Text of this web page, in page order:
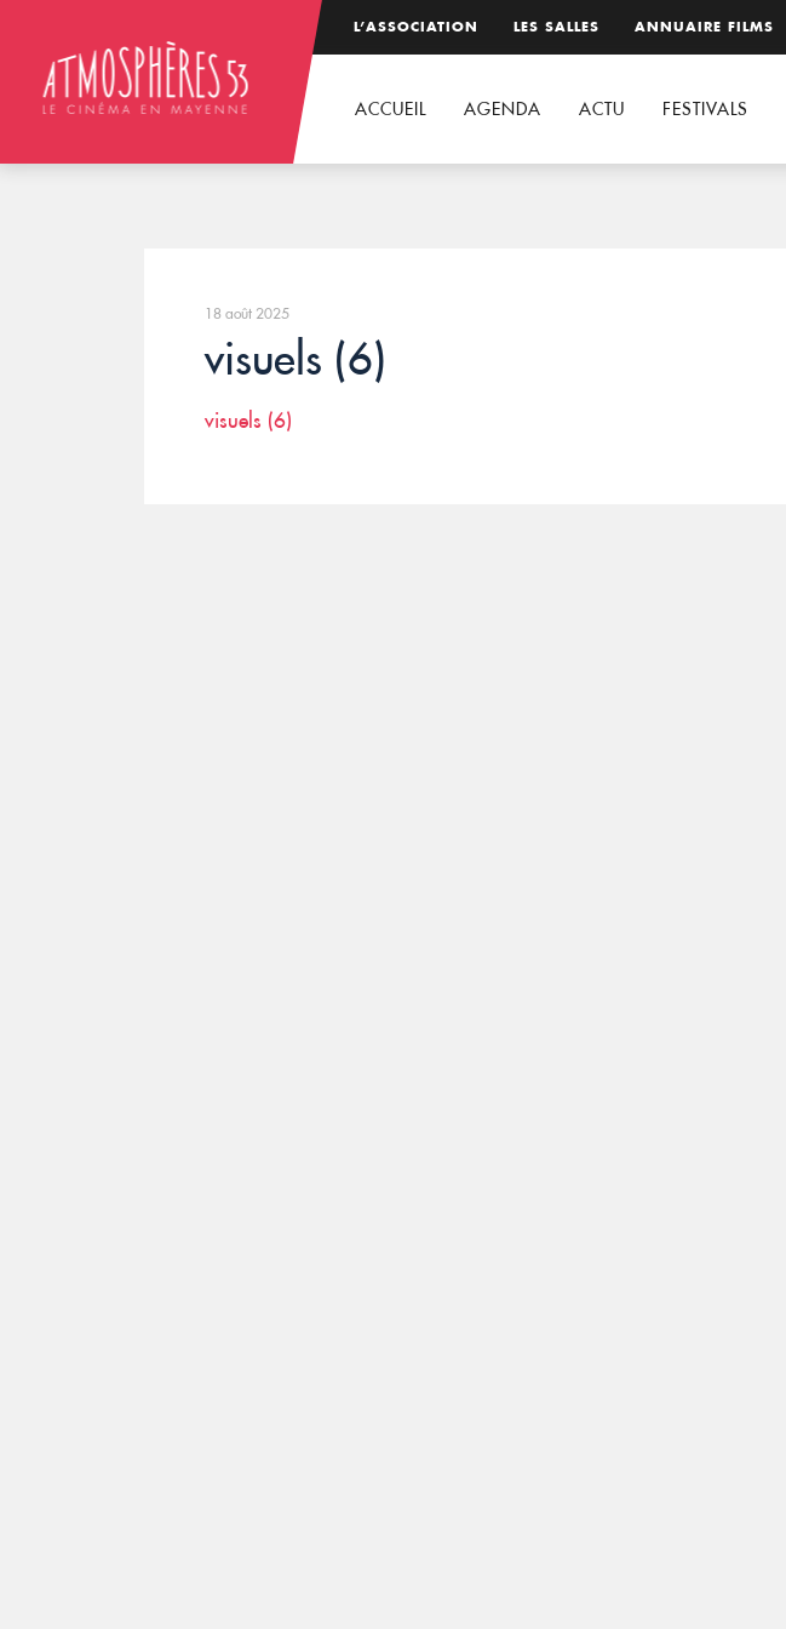
L’ASSOCIATION LES SALLES ANNUAIRE FILMS
ACCUEIL AGENDA ACTU FESTIVALS
18 août 2025
visuels (6)
visuels (6)